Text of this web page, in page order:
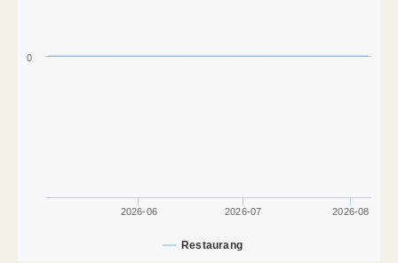
Restaurang
2026-06 2026-07 2026-08
0